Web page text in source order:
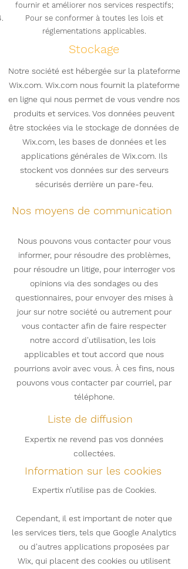
fournir et améliorer nos services respectifs;
Pour se conformer à toutes les lois et
réglementations applicables.
Stockage
Notre société est hébergée sur la plateforme
Wix.com. Wix.com nous fournit la plateforme
en ligne qui nous permet de vous vendre nos
produits et services. Vos données peuvent
être stockées via le stockage de données de
Wix.com, les bases de données et les
applications générales de Wix.com. Ils
stockent vos données sur des serveurs
sécurisés derrière un pare-feu.
Nos moyens de communication
Nous pouvons vous contacter pour vous
informer, pour résoudre des problèmes,
pour résoudre un litige, pour interroger vos
opinions via des sondages ou des
questionnaires, pour envoyer des mises à
jour sur notre société ou autrement pour
vous contacter afin de faire respecter
notre accord d'utilisation, les lois
applicables et tout accord que nous
pourrions avoir avec vous. À ces fins, nous
pouvons vous contacter par courriel, par
téléphone.
Liste de diffusion
Expertix ne revend pas vos données
collectées.
Information sur les cookies
Expertix n’utilise pas de Cookies.
Cependant, il est important de noter que
les services tiers, tels que Google Analytics
ou d'autres applications proposées par
Wix, qui placent des cookies ou utilisent